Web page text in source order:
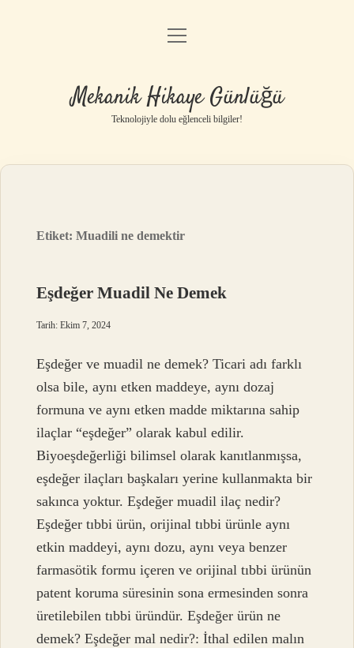
Anasayfa
Yasal Uyarı
menüyü
Mekanik Hikaye Günlüğü
Teknolojiyle dolu eğlenceli bilgiler!
Etiket:Muadili ne demektir
Eşdeğer Muadil Ne Demek
Tarih: Ekim 7, 2024
Eşdeğer ve muadil ne demek? Ticari adı farklı
olsa bile, aynı etken maddeye, aynı dozaj
formuna ve aynı etken madde miktarına sahip
ilaçlar “eşdeğer” olarak kabul edilir.
Biyoeşdeğerliği bilimsel olarak kanıtlanmışsa,
eşdeğer ilaçları başkaları yerine kullanmakta bir
sakınca yoktur. Eşdeğer muadil ilaç nedir?
Eşdeğer tıbbi ürün, orijinal tıbbi ürünle aynı
etkin maddeyi, aynı dozu, aynı veya benzer
farmasötik formu içeren ve orijinal tıbbi ürünün
patent koruma süresinin sona ermesinden sonra
üretilebilen tıbbi üründür. Eşdeğer ürün ne
demek? Eşdeğer mal nedir?: İthal edilen malın